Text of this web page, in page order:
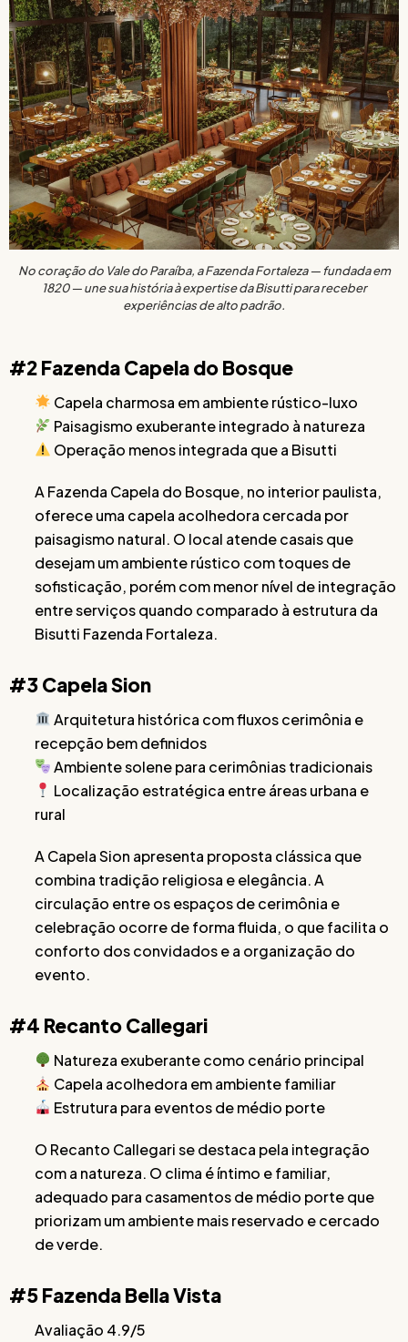
No coração do Vale do Paraíba, a Fazenda Fortaleza — fundada em
1820 — une sua história à expertise da Bisutti para receber
experiências de alto padrão.
#2 Fazenda Capela do Bosque
Capela charmosa em ambiente rústico-luxo
Paisagismo exuberante integrado à natureza
Operação menos integrada que a Bisutti
A Fazenda Capela do Bosque, no interior paulista,
oferece uma capela acolhedora cercada por
paisagismo natural. O local atende casais que
desejam um ambiente rústico com toques de
sofisticação, porém com menor nível de integração
entre serviços quando comparado à estrutura da
Bisutti Fazenda Fortaleza.
#3 Capela Sion
Arquitetura histórica com fluxos cerimônia e
recepção bem definidos
Ambiente solene para cerimônias tradicionais
Localização estratégica entre áreas urbana e
rural
A Capela Sion apresenta proposta clássica que
combina tradição religiosa e elegância. A
circulação entre os espaços de cerimônia e
celebração ocorre de forma fluida, o que facilita o
conforto dos convidados e a organização do
evento.
#4 Recanto Callegari
Natureza exuberante como cenário principal
Capela acolhedora em ambiente familiar
Estrutura para eventos de médio porte
O Recanto Callegari se destaca pela integração
com a natureza. O clima é íntimo e familiar,
adequado para casamentos de médio porte que
priorizam um ambiente mais reservado e cercado
de verde.
#5 Fazenda Bella Vista
Avaliação 4.9/5